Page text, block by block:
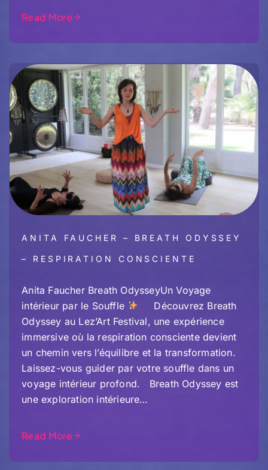
Read More
ANITA FAUCHER – BREATH ODYSSEY
– RESPIRATION CONSCIENTE
Anita Faucher Breath OdysseyUn Voyage
intérieur par le Souffle
Découvrez Breath
Odyssey au Lez’Art Festival, une expérience
immersive où la respiration consciente devient
un chemin vers l’équilibre et la transformation.
Laissez-vous guider par votre souffle dans un
voyage intérieur profond. Breath Odyssey est
une exploration intérieure…
Read More